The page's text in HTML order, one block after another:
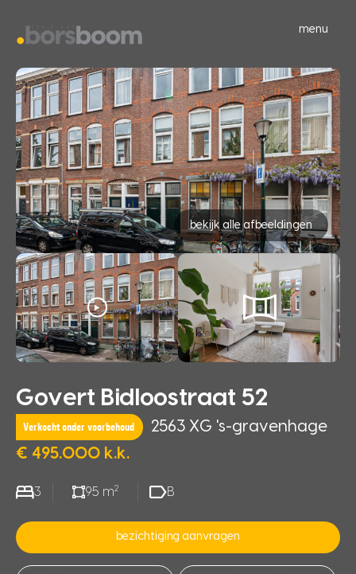
menu
bekijk alle afbeeldingen
Govert Bidloostraat 52
Verkocht onder voorbehoud
2563 XG 's-gravenhage
€ 495.000 k.k.
3 95 m2 B
bezichtiging aanvragen